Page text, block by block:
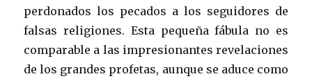
perdonados los pecados a los seguidores de
falsas religiones. Esta pequeña fábula no es
comparable a las impresionantes revelaciones
de los grandes profetas, aunque se aduce como